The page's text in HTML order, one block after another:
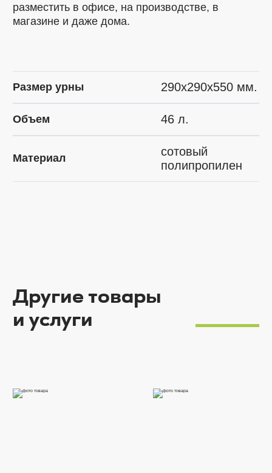
разместить в офисе, на производстве, в
магазине и даже дома.
Размер урны 290х290х550 мм.
Объем 46 л.
Материал
сотовый
полипропилен
Другие товары
и услуги